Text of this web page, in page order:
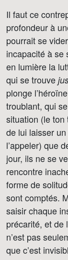
Il faut ce
profondeur à
pourrait se
incapacité à se
en lumière la
qui se trouve
plonge
troublant, qui
situation (le
de lui laisser
l’appeler) que
jour, ils ne se
rencontre
forme de
sont comptés.
saisir chaque
précarité, et de
n’est pas
que c’est